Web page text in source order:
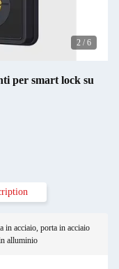
2 / 6
per smart lock su
in acciaio, porta in acciaio
alluminio